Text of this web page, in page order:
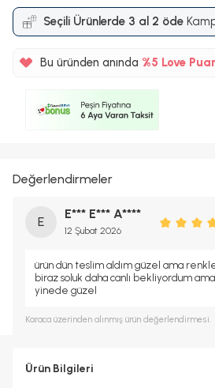
Seçili Ürünlerde 3 al 2 öde
Bu üründen anında %5
%5
Love
Değerlendirmeler
E
E*** E*** A****
12 Şubat 2026
ürün dün teslim aldım güzel ama
biraz soluk daha canlı bekliyordum ama
yinede güzel
Karaca üzerinden alınmış ürün değerlendirmesi.
Ürün Bilgileri